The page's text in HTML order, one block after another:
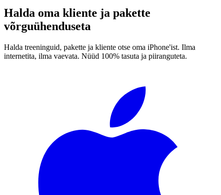
Halda oma kliente ja pakette
võrguühenduseta
Halda treeninguid, pakette ja kliente otse oma iPhone'ist. Ilma
internetita, ilma vaevata. Nüüd 100% tasuta ja piiranguteta.